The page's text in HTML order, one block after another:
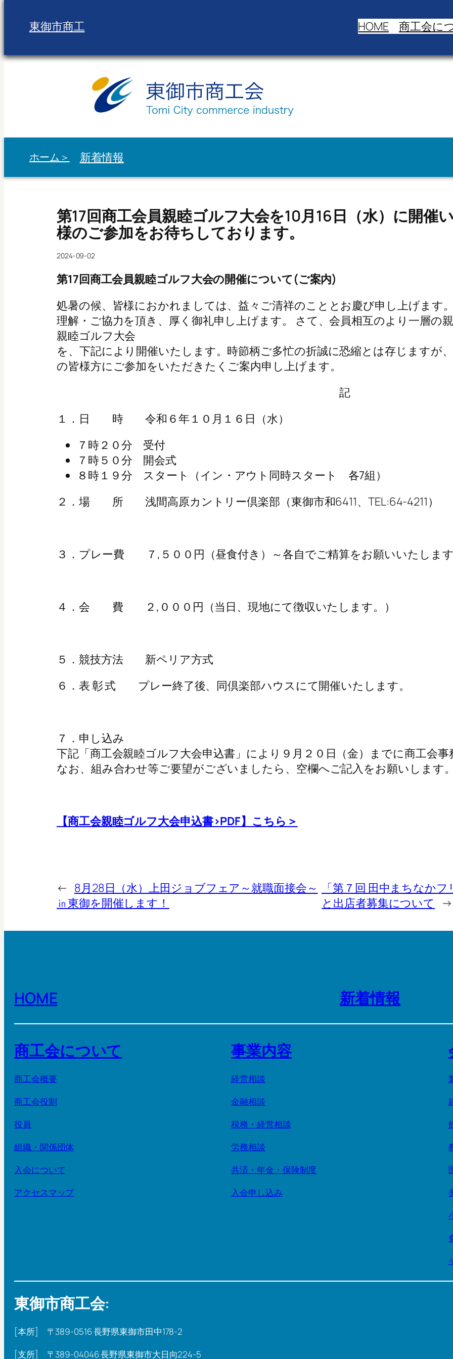
キ
東御市商工 HOME 商工会に
ホーム＞ 新着情報
第17回商工会員親睦ゴルフ大会を10月16日（水）に開催
様のご参加をお待ちしております。
2024-09-02
第17回商工会員親睦ゴルフ大会の開催について(ご案内)
処暑の候、皆様におかれましては、益々ご清祥のこととお慶び申し上げます
理解・ご協力を頂き、厚く御礼申し上げます。 さて、会員相互のより一層の
親睦ゴルフ大会
を、下記により開催いたします。時節柄ご多忙の折誠に恐縮とは存じますが
の皆様方にご参加をいただきたくご案内申し上げます。
記
１．日 時 令和６年１０月１６日（水）
７時２０分 受付
７時５０分 開会式
８時１９分 スタート（イン・アウト同時スタート 各7組）
２．場 所 浅間高原カントリー倶楽部（東御市和6411、TEL:64-4211）
３．プレー費 ７,５００円（昼食付き）～各自でご精算をお願いいたしま
４．会 費 ２,０００円（当日、現地にて徴収いたします。）
５．競技方法 新ペリア方式
６．表 彰 式 プレー終了後、同倶楽部ハウスにて開催いたします。
７．申し込み
下記「商工会親睦ゴルフ大会申込書」により９月２０日（金）までに商工会
なお、組み合わせ等ご要望がございましたら、空欄へご記入をお願いします
【商工会親睦ゴルフ大会申込書>PDF】こちら＞
← 8月28日（水）上田ジョブフェア～就職面接会～
㏌東御を開催します！
「第７回 田中まちなか
と出店者募集について
→
HOME 新着情報
商工会について
商工会概要
商工会役割
役員
組織・関係団体
入会について
アクセスマップ
事業内容
経営相談
金融相談
税務・経営相談
労務相談
共済・年金・保険制度
入会申し込み
東御市商工会:
[本所] 〒389-0516 長野県東御市田中178-2
[支所] 〒389-04046 長野県東御市大日向224-5